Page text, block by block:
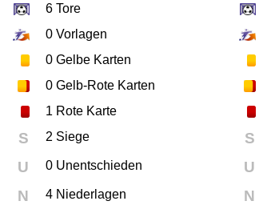
6Tore
0Vorlagen
0Gelbe Karten
0Gelb-Rote Karten
1 Rote Karte
S 2 Siege
U 0 Unentschieden
N 4 Niederlagen
S
U
N